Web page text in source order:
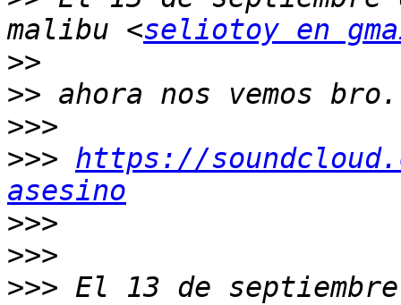
malibu <seliotoy en
>>
>>
>>>
>>> https://
asesino
>>>
>>>
>>> El 13 de